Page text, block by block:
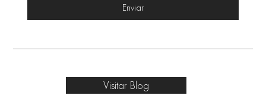
Enviar
Visitar Blog